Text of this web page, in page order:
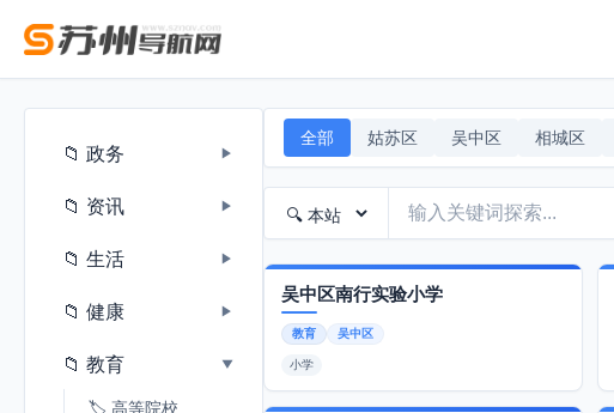
📁 政务 ▶
📁 资讯 ▶
📁 生活 ▶
📁 健康 ▶
📁 教育 ▶
🏷️ 高等院校
全部 姑苏区 吴中区 相城区
吴中区南行实验小学
教育 吴中区
小学